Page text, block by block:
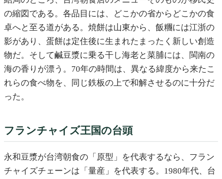
の縮図である。各品目には、どこかの省からどこかの食
卓へと至る道がある。焼餅は山東から、飯糰には江浙の
影があり、蛋餅は定住後に生まれたまったく新しい創造
物だ。そして鹹豆漿に乗る干し海老と菜脯には、閩南の
海の香りが漂う。70年の時間は、異なる緯度から来たこ
れらの食べ物を、同じ鉄板の上で和解させるのに十分だ
った。
フランチャイズ王国の台頭
永和豆漿が台湾朝食の「原型」を代表するなら、フラン
チャイズチェーンは「量産」を代表する。1980年代、台